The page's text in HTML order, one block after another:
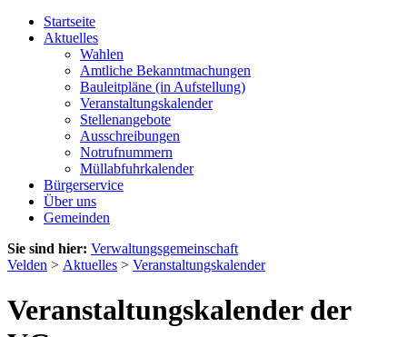
Startseite
Aktuelles
Wahlen
Amtliche Bekanntmachungen
Bauleitpläne (in Aufstellung)
Veranstaltungskalender
Stellenangebote
Ausschreibungen
Notrufnummern
Müllabfuhrkalender
Bürgerservice
Über uns
Gemeinden
Sie sind hier: Verwaltungsgemeinschaft
Velden > Aktuelles > Veranstaltungskalender
Veranstaltungskalender der